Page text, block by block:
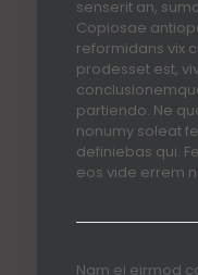
senserit an,
Copiosae
reformidans vix
prodesset est,
partiendo. Ne
nonumy soleat
definiebas qui.
eos vide errem
Nam ei eirmod